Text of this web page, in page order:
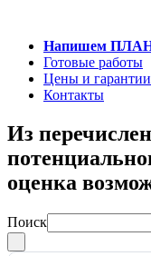
Напишем ПЛАН
Готовые работы
Цены и гарантии
Контакты
Из
оценка
Поиск